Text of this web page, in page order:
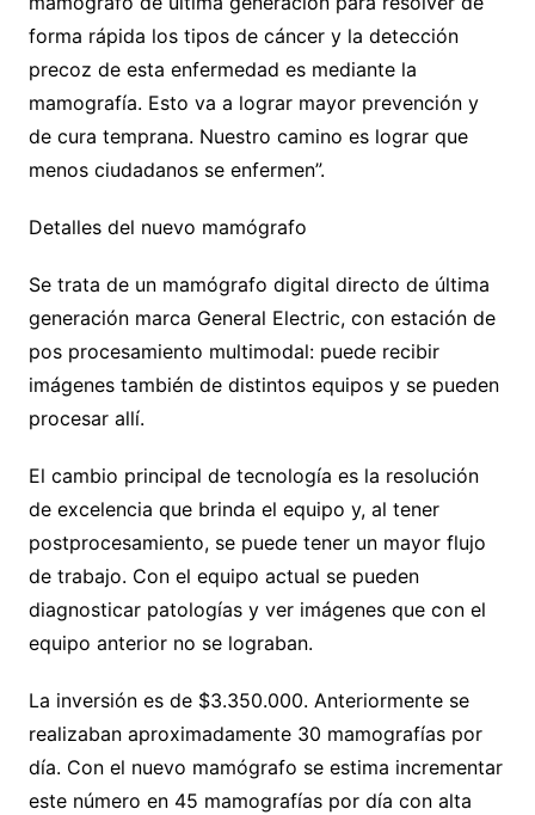
forma rápida los tipos de cáncer y la detección
precoz de esta enfermedad es mediante la
mamografía. Esto va a lograr mayor prevención y
de cura temprana. Nuestro camino es lograr que
menos ciudadanos se enfermen”.
Detalles del nuevo mamógrafo
Se trata de un mamógrafo digital directo de última
generación marca General Electric, con estación de
pos procesamiento multimodal: puede recibir
imágenes también de distintos equipos y se pueden
procesar allí.
El cambio principal de tecnología es la resolución
de excelencia que brinda el equipo y, al tener
postprocesamiento, se puede tener un mayor flujo
de trabajo. Con el equipo actual se pueden
diagnosticar patologías y ver imágenes que con el
equipo anterior no se lograban.
La inversión es de $3.350.000. Anteriormente se
realizaban aproximadamente 30 mamografías por
día. Con el nuevo mamógrafo se estima incrementar
este número en 45 mamografías por día con alta